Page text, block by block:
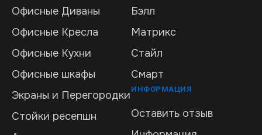
Офисные Диваны
Офисные Кресла
Офисные Кухни
Офисные шкафы
Экраны и Перегородки
Стойки ресепшн
Бэлл
Матрикс
Стайл
Смарт
ИНФОРМАЦИЯ
Оставить отзыв